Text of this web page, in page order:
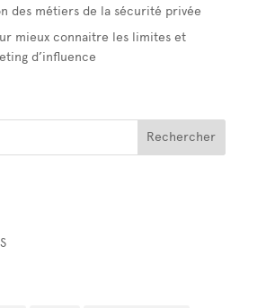
des métiers de la sécurité privée
mieux connaitre les limites et
d’influence